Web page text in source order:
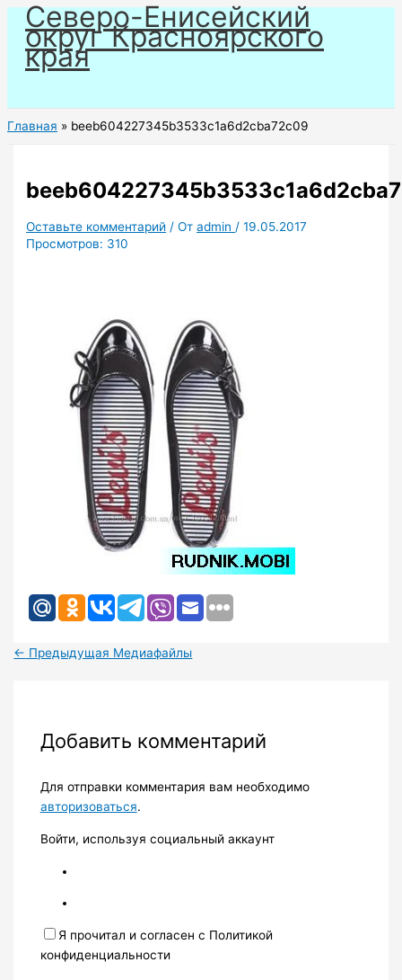
Перейти
содержимому
Северо-Енисейский
округ Красноярского
края
Главная beeb604227345b3533c1a6d2cba72c09
Оставьте комментарий / Отadmin /19.05.2017
Просмотров: 310
← Предыдущая Медиафайлы
Добавить комментарий
Для отправки комментария вам необходимо
авторизоваться.
Войти, используя социальный аккаунт
Я прочитал и согласен с Политикой
конфиденциальности